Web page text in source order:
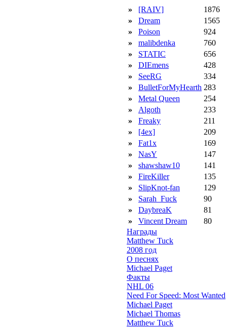
» [RAIV]
1876
»
Dream
1565
»
Poison
924
»
malibdenka
760
»
STATIC
656
»
DIEmens
428
»
SeeRG
334
»
BulletForMyHearth 283
»
Metal Queen
254
»
Algoth
233
»
Freaky
211
»
[4ex]
209
»
Fat1x
169
»
NasY
147
»
shawshaw10
141
»
FireKiller
135
»
SlipKnot-fan
129
»
Sarah_Fuck
90
»
DaybreaK
81
»
Vincent Dream
80
Награды
Matthew Tuck
2008 год
О песнях
Michael Paget
Факты
NHL 06
Need For Speed: Most Wanted
Michael Paget
Michael Thomas
Matthew Tuck